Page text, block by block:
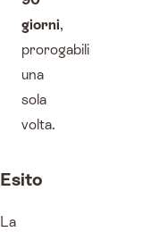
giorni,
prorogabili
una
sola
volta.
Esito
La